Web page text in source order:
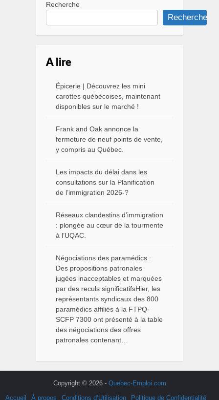
Recherche
Recherche
A lire
Épicerie | Découvrez les mini
carottes québécoises, maintenant
disponibles sur le marché !
Frank and Oak annonce la
fermeture de neuf points de vente,
y compris au Québec.
Les impacts du délai dans les
consultations sur la Planification
de l’immigration 2026-?
Réseaux clandestins d’immigration
: plongée au cœur de la tourmente
à l’UQAC.
Négociations des paramédics :
Des propositions patronales
jugées inacceptables et marquées
par des reculs significatifsHier, les
représentants syndicaux des 800
paramédics affiliés à la FTPQ-
SCFP 7300 ont présenté à la table
des négociations des offres
patronales contenant…
Copyright © 2026 - Quebec-Emploi.com
Accueil
À propos Conditions d’Utilisation Politique de Confidentialité